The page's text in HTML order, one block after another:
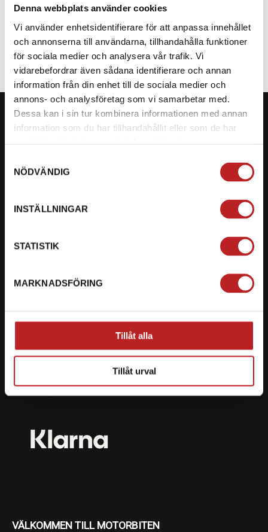
Denna webbplats använder cookies
Vi använder enhetsidentifierare för att anpassa innehållet
och annonserna till användarna, tillhandahålla funktioner
för sociala medier och analysera vår trafik. Vi
vidarebefordrar även sådana identifierare och annan
information från din enhet till de sociala medier och
annons- och analysföretag som vi samarbetar med.
Dessa kan i sin tur kombinera informationen med annan
information som du har tillhandahållit eller som de har
NÖDVÄNDIG
INSTÄLLNINGAR
STATISTIK
MARKNADSFÖRING
Tillåt alla
Tillåt urval
SPECIFIKATION
Org. nummer: 5566689278
Ryckepungsvägen 3, 79177 Falun
Vi erbjuder flera olika betalsätt. Dina köp är alltid
skyddade med krypteringsteknik.
VÄLKOMMEN TILL MOTORBITEN